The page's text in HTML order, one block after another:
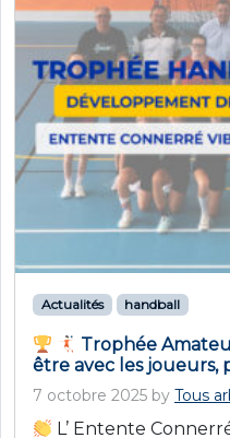
Actualités handball
Trophée
être avec les joueurs,
7 octobre 2025 by Tous
L’ Entente